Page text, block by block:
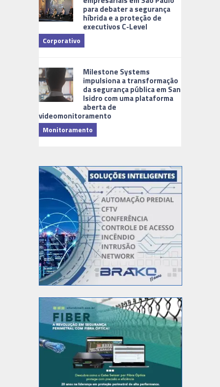
para debater a segurança
híbrida e a proteção de
executivos C-Level
Corporativo
Milestone Systems
impulsiona a transformação
da segurança pública em San
Isidro com uma plataforma
aberta de
videomonitoramento
Monitoramento